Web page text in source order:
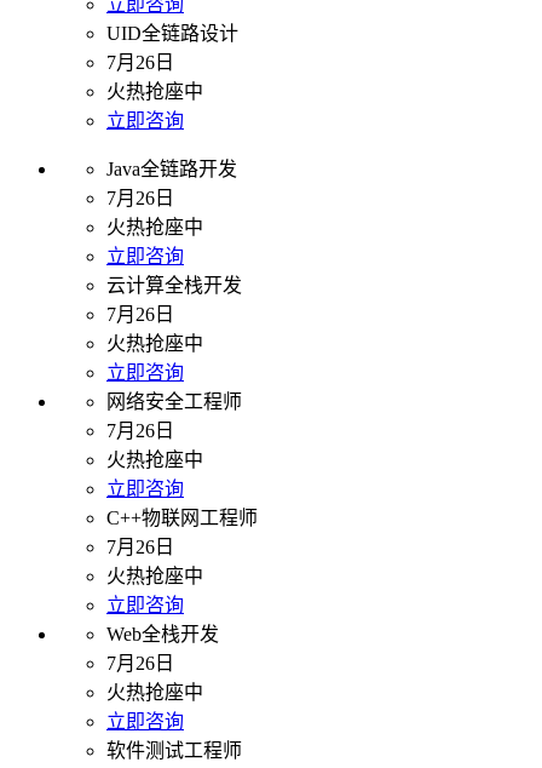
立即咨询
UID全链路设计
7月26日
火热抢座中
立即咨询
Java全链路开发
7月26日
火热抢座中
立即咨询
云计算全栈开发
7月26日
火热抢座中
立即咨询
网络安全工程师
7月26日
火热抢座中
立即咨询
C++物联网工程师
7月26日
火热抢座中
立即咨询
Web全栈开发
7月26日
火热抢座中
立即咨询
软件测试工程师